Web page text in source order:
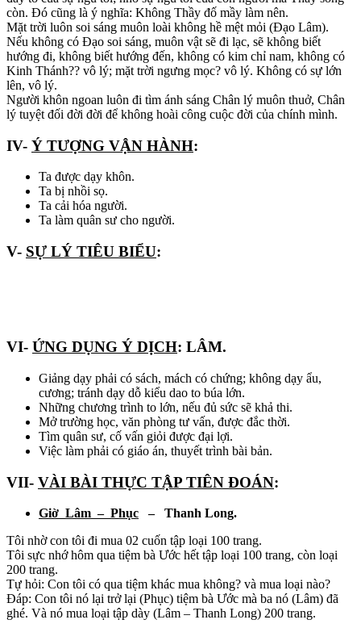
còn. Đó cũng là ý nghĩa: Không Thầy đố mầy làm nên.
Mặt trời luôn soi sáng muôn loài không hề mệt mỏi (Đạo Lâm).
Nếu không có Đạo soi sáng, muôn vật sẽ đi lạc, sẽ không biết
hướng đi, không biết hướng đến, không có kim chỉ nam, không có
Kinh Thánh?? vô lý; mặt trời ngưng mọc? vô lý. Không có sự lớn
lên, vô lý.
Người khôn ngoan luôn đi tìm ánh sáng Chân lý muôn thuở, Chân
lý tuyệt đối đời đời để không hoài công cuộc đời của chính mình.
IV- Ý TƯỢNG VẬN HÀNH:
Ta được dạy khôn.
Ta bị nhồi sọ.
Ta cải hóa người.
Ta làm quân sư cho người.
V- SỰ LÝ TIÊU BIỂU:
VI- ỨNG DỤNG Ý DỊCH: LÂM.
Giảng dạy phải có sách, mách có chứng; không dạy ẩu,
cương; tránh dạy dỗ kiểu dao to búa lớn.
Những chương trình to lớn, nếu đủ sức sẽ khả thi.
Mở trường học, văn phòng tư vấn, được đắc thời.
Tìm quân sư, cố vấn giỏi được đại lợi.
Việc làm phải có giáo án, thuyết trình bài bản.
VII- VÀI BÀI THỰC TẬP TIÊN ĐOÁN:
Giờ Lâm – Phục – Thanh Long.
Tôi nhờ con tôi đi mua 02 cuốn tập loại 100 trang.
Tôi sực nhớ hôm qua tiệm bà Ước hết tập loại 100 trang, còn loại
200 trang.
Tự hỏi: Con tôi có qua tiệm khác mua không? và mua loại nào?
Đáp: Con tôi nó lại trở lại (Phục) tiệm bà Ước mà ba nó (Lâm) đã
ghé. Và nó mua loại tập dày (Lâm – Thanh Long) 200 trang.